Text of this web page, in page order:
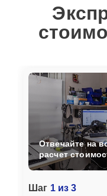
Шаг 1 из 3
Отвечайте на
расчет